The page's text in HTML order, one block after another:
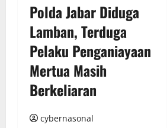
Polda Jabar Diduga
Lamban, Terduga
Pelaku Penganiayaan
Mertua Masih
Berkeliaran
cybernasonal